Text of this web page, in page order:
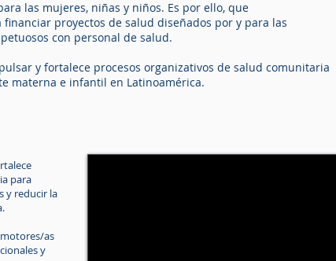
las mujeres, niñas y niños. Es por ello, que
proyectos de salud diseñados por y para las
con personal de salud.
y fortalece procesos organizativos de salud comunitaria
materna e infantil en Latinoamérica.
para
y reducir la
as
y